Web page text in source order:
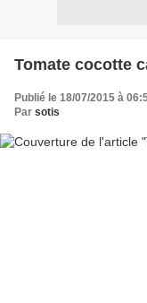
Tomate cocotte
Publié le 18/07/2015 à
Par sotis